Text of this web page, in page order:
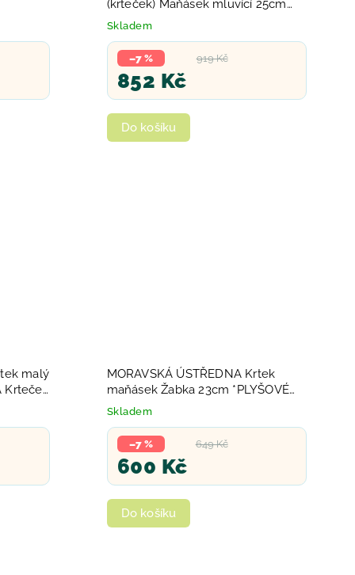
(krteček) Maňásek mluvící 25cm
červený kulich Zvuk
Skladem
919 Kč
–7 %
852 Kč
Do košíku
malý
Krteček
MORAVSKÁ ÚSTŘEDNA Krtek
maňásek Žabka 23cm *PLYŠOVÉ
HRAČKY*
Skladem
649 Kč
–7 %
600 Kč
Do košíku